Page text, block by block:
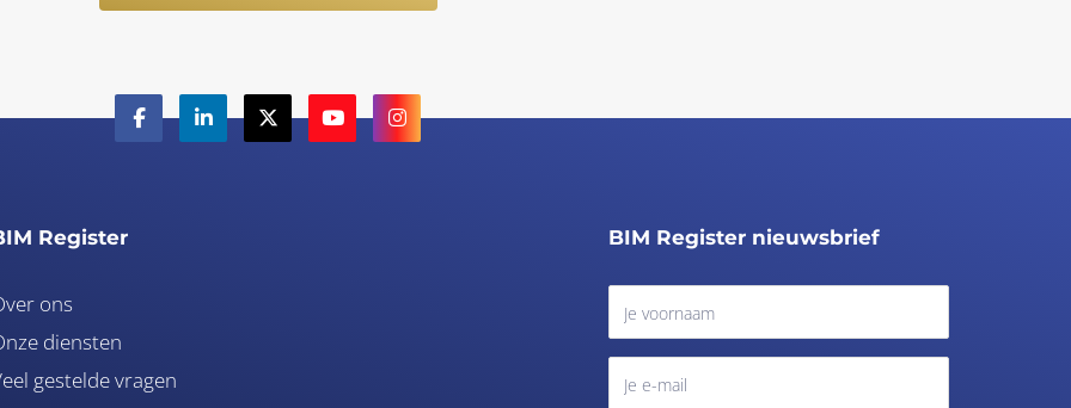
Register
ons
diensten
gestelde vragen
BIM Register nieuwsbrief